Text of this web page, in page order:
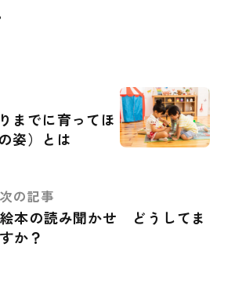
までに育ってほ
姿）とは
次の記事
絵本の読み聞かせ どうしてま
すか？